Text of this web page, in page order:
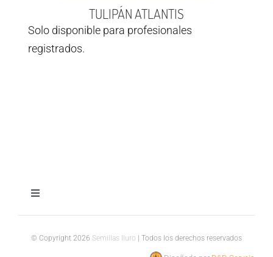
TULIPÁN ATLANTIS
Solo disponible para profesionales
registrados.
Toggle
© Copyright 2026 Semillas Iluro | Todos los derechos reservados